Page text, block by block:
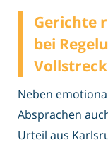
Gerichte
bei
Neben
Absprachen
Urteil aus